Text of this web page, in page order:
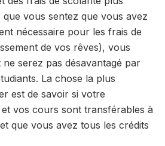
vous sentez que vous avez
nécessaire pour les frais de
de vos rêves), vous
serez pas désavantagé par
La chose la plus
est de savoir si votre
vos cours sont transférables à
que vous avez tous les crédits